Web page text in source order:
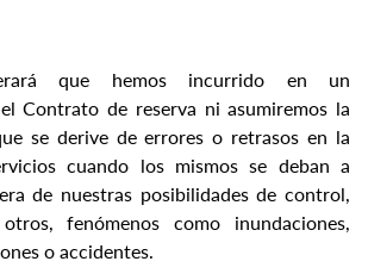
que hemos incurrido en un
Contrato de reserva ni asumiremos la
se derive de errores o retrasos en la
cuando los mismos se deban a
de nuestras posibilidades de control,
fenómenos como inundaciones,
o accidentes.